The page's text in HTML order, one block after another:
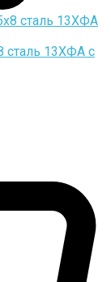
сталь 13ХФА с